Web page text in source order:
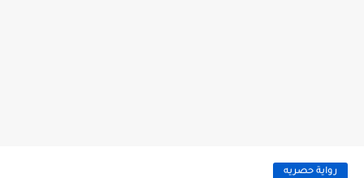
رواية حصريه